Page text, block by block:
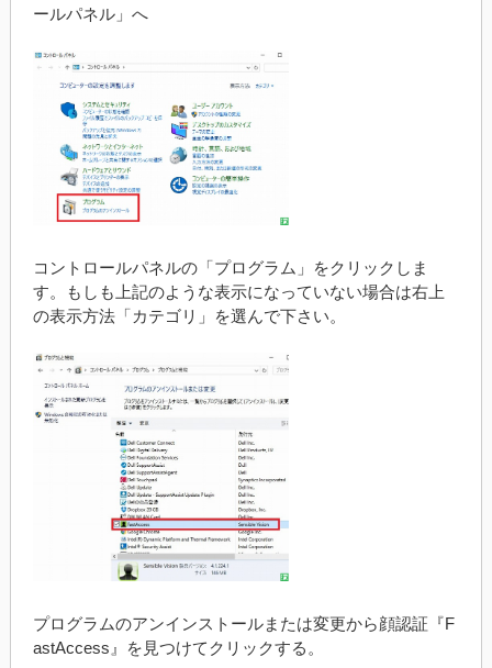
ールパネル」へ
コントロールパネルの「プログラム」をクリックしま
す。もしも上記のような表示になっていない場合は右上
の表示方法「カテゴリ」を選んで下さい。
プログラムのアンインストールまたは変更から顔認証『F
astAccess』を見つけてクリックする。